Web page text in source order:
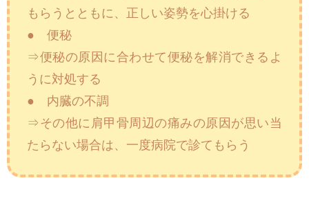
もらうとともに、正しい姿勢を心掛ける
● 便秘
⇒便秘の原因に合わせて便秘を解消できるよ
うに対処する
● 内臓の不調
⇒その他に肩甲骨周辺の痛みの原因が思い当
たらない場合は、一度病院で診てもらう